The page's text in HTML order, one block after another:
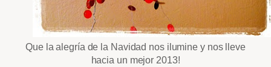
Que la alegría de la Navidad nos ilumine y nos lleve
hacia un mejor 2013!